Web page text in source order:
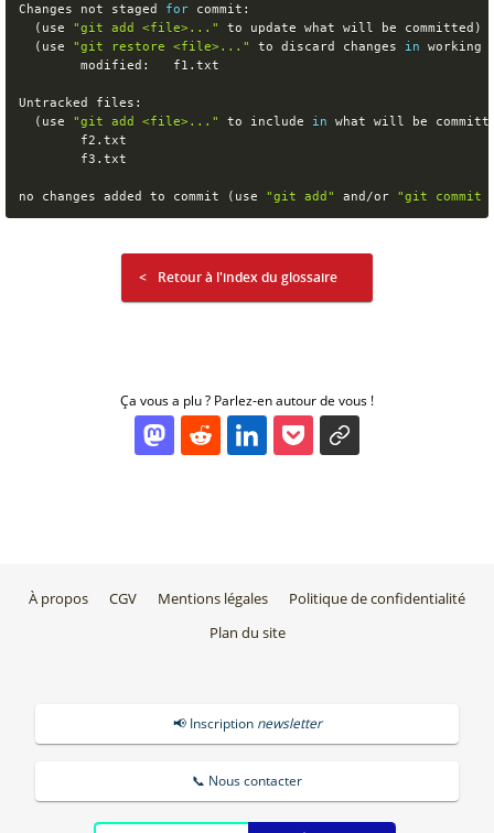
Changes not staged for commit:
( use "git add <file>..." to update what will be committed )
( use "git restore <file>..." to discard changes in working
        modified:   f1.txt
Untracked files:
( use "git add <file>..." to include in what will be
        f2.txt
        f3.txt
no changes added to commit ( use "git add" and/or "git commit
Retour à l'index du glossaire
Ça vous a plu ? Parlez-en autour de vous !
À propos CGV Mentions légales
Politique de confidentialité
Plan du site
📢 Inscription newsletter
📞 Nous contacter